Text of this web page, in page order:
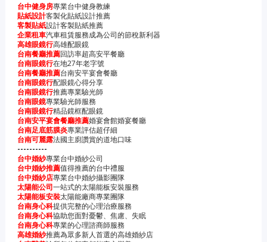
台中健身房專業台中健身教練
貼紙設計客製化貼紙設計推薦
客製貼紙設計客製貼紙推薦
企業租車汽車租賃服務成為公司的節稅新利器
高雄眼鏡行高雄配眼鏡
台南餐廳推薦回訪率超高安平餐廳
台南眼鏡行在地27年老字號
台南餐廳推薦台南安平宴會餐廳
台南眼鏡行配眼鏡心得分享
台南眼鏡行推薦專業驗光師
台南眼鏡專業驗光師服務
台南眼鏡行精品鏡框配眼鏡
台南安平宴會餐廳推薦婚宴會館婚宴餐廳
台南足底筋膜炎專業評估超仔細
台南可麗露法國主廚讚賞的道地口味
----------
台中婚紗專業台中婚紗公司
台中婚紗推薦值得推薦的台中禮服
台中婚紗店專業台中婚紗攝影團隊
太陽能公司一站式的太陽能板安裝服務
太陽能板安裝太陽能廠商專業團隊
台南身心科提供完整的心理治療服務
台南身心科協助您面對憂鬱、焦慮、失眠
台南身心科專業的心理諮商師服務
高雄婚紗推薦為眾多新人首選的高雄婚紗店